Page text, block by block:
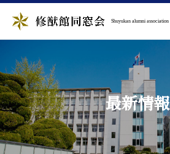
Shuyukan alumni association
最新情報